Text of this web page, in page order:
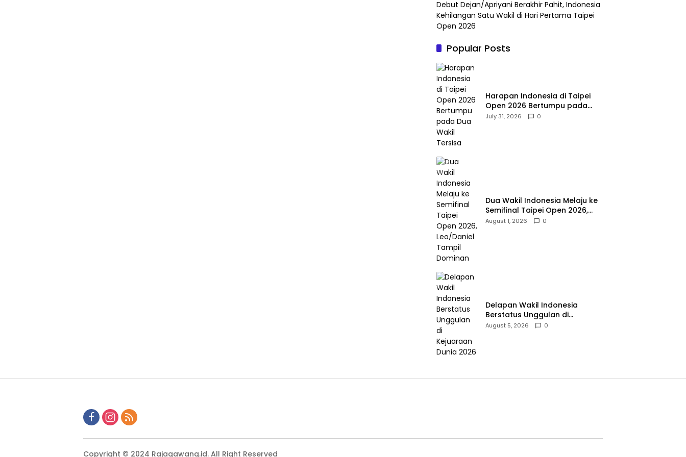
Debut Dejan/Apriyani Berakhir Pahit, Indonesia
Kehilangan Satu Wakil di Hari Pertama Taipei
Open 2026
Popular Posts
Harapan Indonesia di Taipei
Open 2026 Bertumpu pada
Dua Wakil Tersisa
July 31, 2026 0
Dua Wakil Indonesia Melaju ke
Semifinal Taipei Open 2026,
Leo/Daniel Tampil Dominan
August 1, 2026 0
Delapan Wakil Indonesia
Berstatus Unggulan di
Kejuaraan Dunia 2026
August 5, 2026 0
Copyright © 2024 Rajagawang.id. All Right Reserved